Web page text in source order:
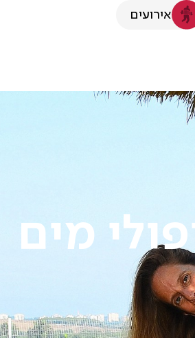
אירועים
מים